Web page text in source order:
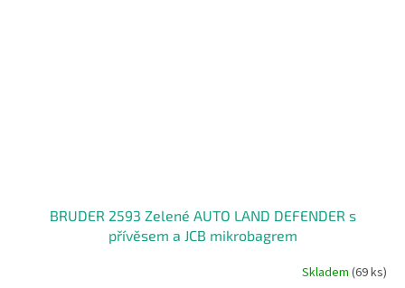
BRUDER 2593 Zelené AUTO LAND DEFENDER s
přívěsem a JCB mikrobagrem
Skladem (69 ks)